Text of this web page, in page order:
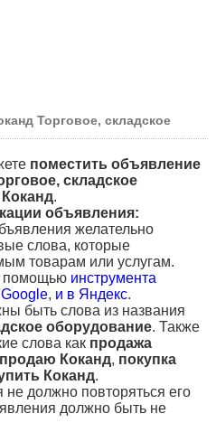
Торговое, складское
поместить объявление
складское
Коканд.
объявления:
желательно
слова, которые
товарам или услугам.
помощью инструмента
, и в Яндекс.
быть слова из названия
оборудование. Также
слова как продажа
продаю Коканд, покупка
Коканд.
должно повторяться его
должно быть не